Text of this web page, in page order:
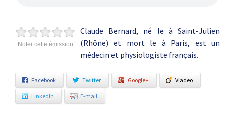
Noter cette émission
Claude Bernard, né le à Saint-Julien
(Rhône) et mort le à Paris, est un
médecin et physiologiste français.
Facebook Twitter Google+ Viadeo
LinkedIn E-mail